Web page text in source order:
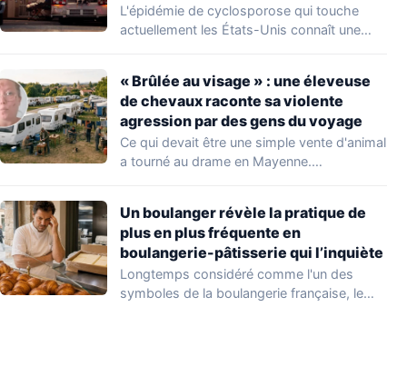
L'épidémie de cyclosporose qui touche
actuellement les États-Unis connaît une
« Brûlée au visage » : une éleveuse
de chevaux raconte sa violente
agression par des gens du voyage
Ce qui devait être une simple vente d'animal
a tourné au drame en Mayenne.…
Un boulanger révèle la pratique de
plus en plus fréquente en
boulangerie-pâtisserie qui l’inquiète
Longtemps considéré comme l'un des
symboles de la boulangerie française, le